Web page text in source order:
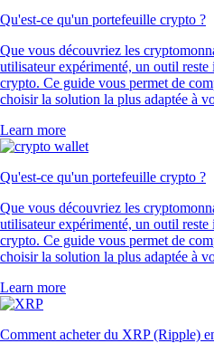
Qu'est-ce qu'un portefeuille crypto ?
Que vous découvriez les
utilisateur expérimenté, un outil
crypto. Ce guide vous permet de
choisir la solution la plus adaptée à
Learn more
Qu'est-ce qu'un portefeuille crypto ?
Que vous découvriez les
utilisateur expérimenté, un outil
crypto. Ce guide vous permet de
choisir la solution la plus adaptée à
Learn more
Comment acheter du XRP (Ripple)